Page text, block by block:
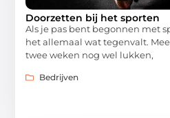
Doorzetten bij het sporten
Als je pas bent begonnen met
het allemaal wat tegenvalt.
twee weken nog wel lukken,
Bedrijven